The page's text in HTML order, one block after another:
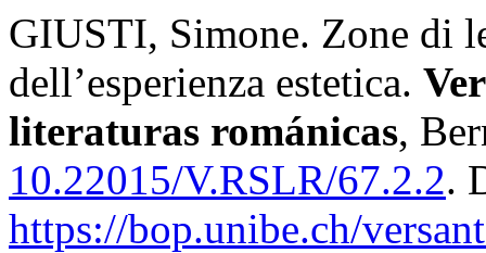
GIUSTI, Simone. Zone di
dell’esperienza estetica.
literaturas románicas,
10.22015/V.RSLR/67.2.2.
https://bop.unibe.ch/